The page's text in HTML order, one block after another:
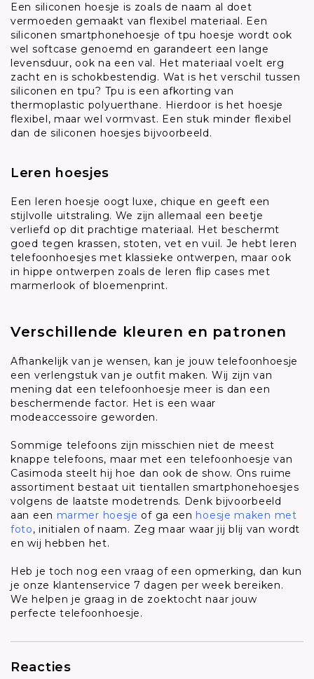
Een siliconen hoesje is zoals de naam al doet
vermoeden gemaakt van flexibel materiaal. Een
siliconen smartphonehoesje of tpu hoesje wordt ook
wel softcase genoemd en garandeert een lange
levensduur, ook na een val. Het materiaal voelt erg
zacht en is schokbestendig. Wat is het verschil tussen
siliconen en tpu? Tpu is een afkorting van
thermoplastic polyuerthane. Hierdoor is het hoesje
flexibel, maar wel vormvast. Een stuk minder flexibel
dan de siliconen hoesjes bijvoorbeeld.
Leren hoesjes
Een leren hoesje oogt luxe, chique en geeft een
stijlvolle uitstraling. We zijn allemaal een beetje
verliefd op dit prachtige materiaal. Het beschermt
goed tegen krassen, stoten, vet en vuil. Je hebt leren
telefoonhoesjes met klassieke ontwerpen, maar ook
in hippe ontwerpen zoals de leren flip cases met
marmerlook of bloemenprint.
Verschillende kleuren en patronen
Afhankelijk van je wensen, kan je jouw telefoonhoesje
een verlengstuk van je outfit maken. Wij zijn van
mening dat een telefoonhoesje meer is dan een
beschermende factor. Het is een waar
modeaccessoire geworden.
Sommige telefoons zijn misschien niet de meest
knappe telefoons, maar met een telefoonhoesje van
Casimoda steelt hij hoe dan ook de show. Ons ruime
assortiment bestaat uit tientallen smartphonehoesjes
volgens de laatste modetrends. Denk bijvoorbeeld
aan een marmer hoesje of ga een hoesje maken met
foto, initialen of naam. Zeg maar waar jij blij van wordt
en wij hebben het.
Heb je toch nog een vraag of een opmerking, dan kun
je onze klantenservice 7 dagen per week bereiken.
We helpen je graag in de zoektocht naar jouw
perfecte telefoonhoesje.
Reacties